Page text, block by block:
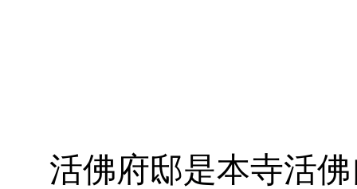
活佛府邸是本寺活